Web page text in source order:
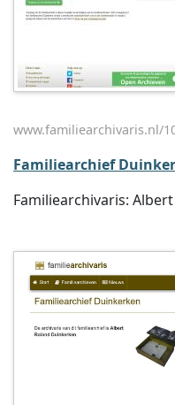
www.familiearchivaris.nl/
Familiearchief
Familiearchivaris: